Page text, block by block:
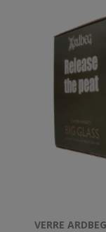
VERRE